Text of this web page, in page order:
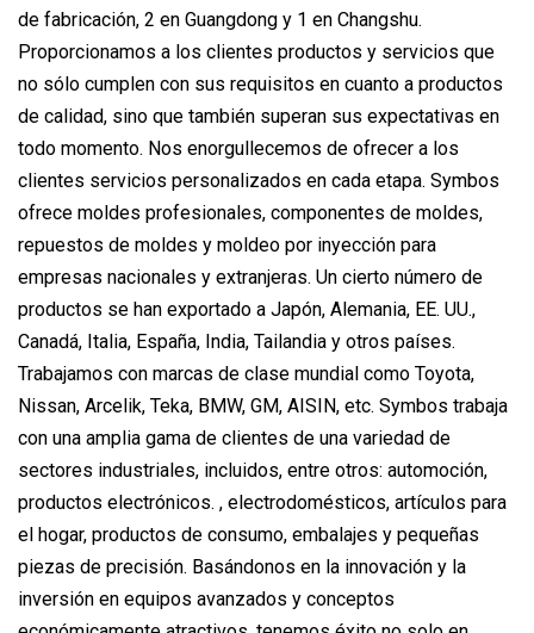
de fabricación, 2 en Guangdong y 1 en Changshu.
Proporcionamos a los clientes productos y servicios que
no sólo cumplen con sus requisitos en cuanto a productos
de calidad, sino que también superan sus expectativas en
todo momento. Nos enorgullecemos de ofrecer a los
clientes servicios personalizados en cada etapa. Symbos
ofrece moldes profesionales, componentes de moldes,
repuestos de moldes y moldeo por inyección para
empresas nacionales y extranjeras. Un cierto número de
productos se han exportado a Japón, Alemania, EE. UU.,
Canadá, Italia, España, India, Tailandia y otros países.
Trabajamos con marcas de clase mundial como Toyota,
Nissan, Arcelik, Teka, BMW, GM, AISIN, etc. Symbos trabaja
con una amplia gama de clientes de una variedad de
sectores industriales, incluidos, entre otros: automoción,
productos electrónicos. , electrodomésticos, artículos para
el hogar, productos de consumo, embalajes y pequeñas
piezas de precisión. Basándonos en la innovación y la
inversión en equipos avanzados y conceptos